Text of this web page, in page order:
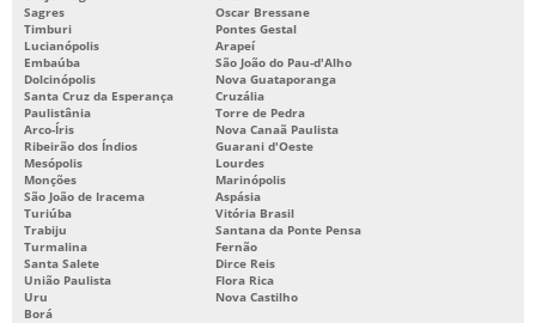
Sagres
Oscar Bressane
Timburi
Pontes Gestal
Lucianópolis
Arapeí
Embaúba
São João do Pau-d'Alho
Dolcinópolis
Nova Guataporanga
Santa Cruz da Esperança
Cruzália
Paulistânia
Torre de Pedra
Arco-Íris
Nova Canaã Paulista
Ribeirão dos Índios
Guarani d'Oeste
Mesópolis
Lourdes
Monções
Marinópolis
São João de Iracema
Aspásia
Turiúba
Vitória Brasil
Trabiju
Santana da Ponte Pensa
Turmalina
Fernão
Santa Salete
Dirce Reis
União Paulista
Flora Rica
Uru
Nova Castilho
Borá